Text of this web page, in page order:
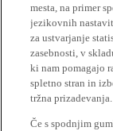
mesta, na primer
jezikovnih
za ustvarjanje
zasebnosti, v
ki nam pomagajo
spletno stran in
tržna prizadevanja.
Če s spodnjim